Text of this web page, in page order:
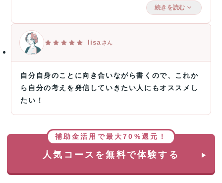
続きを読む
lisa さん
自分自身のことに向き合いながら書くので、これか
ら自分の考えを発信していきたい人にもオススメし
たい！
補助金活用で最大70%還元！
人気コースを無料で体験する